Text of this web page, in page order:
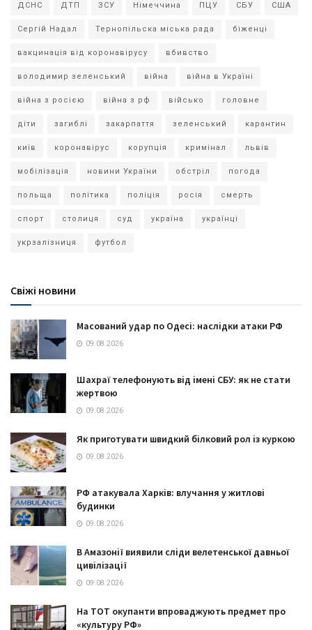
ДСНС ДТП ЗСУ Німеччина ПЦУ СБУ США
Сергій Надал Тернопільска міська рада біженці
вакцинація від коронавірусу вбивство
володимир зеленський війна війна в Україні
війна з росією війна з рф військо головне
діти загиблі закарпаття зеленський карантин
київ коронавірус корупція кримінал львів
мобілізація новини України обстріл погода
польща політика поліція росія смерть
спорт столиця суд україна українці
укрзалізниця футбол
Свіжі новини
Масований удар по Одесі: наслідки атаки РФ
09.08.2026
Шахраї телефонують від імені СБУ: як не стати
жертвою
09.08.2026
Як приготувати швидкий білковий рол із куркою
09.08.2026
РФ атакувала Харків: влучання у житлові
будинки
09.08.2026
В Амазонії виявили сліди велетенської давньої
цивілізації
09.08.2026
На ТОТ окупанти впроваджують предмет про
«культуру РФ»